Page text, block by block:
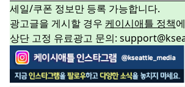
세일/쿠폰 정보만 등록 가능합니다.
광고글을 게시할 경우 케이시애틀 정책
상단 고정 유료광고 문의: